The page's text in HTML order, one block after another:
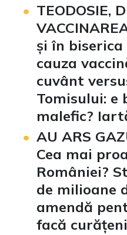
TEODOSIE,
și în
cauza
cuvânt
Tomisului: e
malefic?
AU ARS
Cea mai
României?
de milioane
amendă
facă